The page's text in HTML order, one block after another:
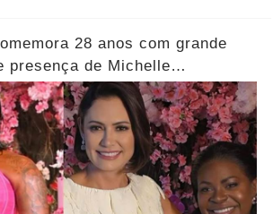
28 anos com grande
presença de Michelle
mais